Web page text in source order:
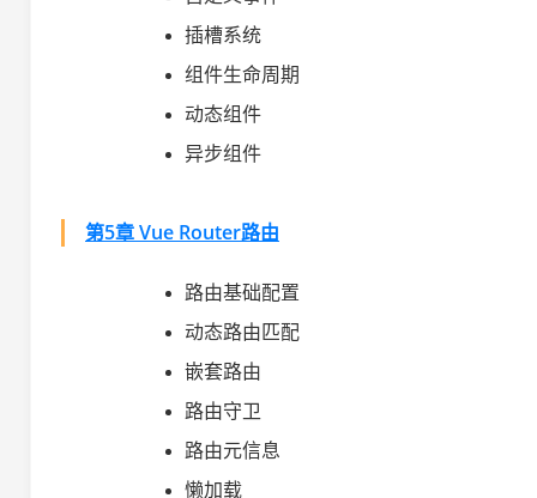
插槽系统
组件生命周期
动态组件
异步组件
第5章 Vue Router路由
路由基础配置
动态路由匹配
嵌套路由
路由守卫
路由元信息
懒加载